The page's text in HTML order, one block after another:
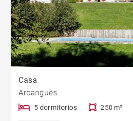
Casa
Arcangues
5 dormitorios 250 m²